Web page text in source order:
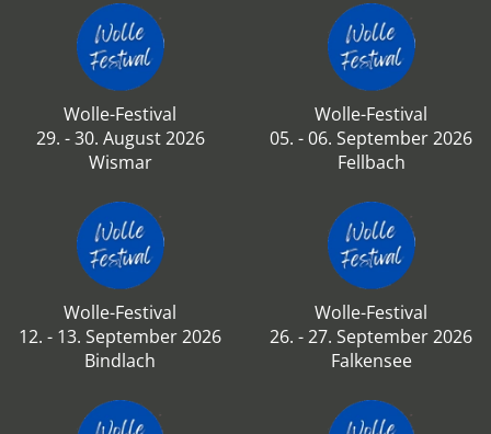
Wolle-Festival
29. - 30. August 2026
Wismar
Wolle-Festival
05. - 06. September 2026
Fellbach
Wolle-Festival
12. - 13. September 2026
Bindlach
Wolle-Festival
26. - 27. September 2026
Falkensee